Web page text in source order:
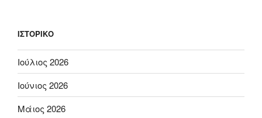
ΙΣΤΟΡΙΚΌ
Ιούλιος 2026
Ιούνιος 2026
Μάιος 2026